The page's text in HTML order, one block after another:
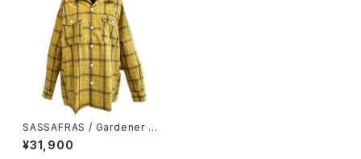
SASSAFRAS / Gardener Op
en Half (HOMBRE CHECK)
¥31,900